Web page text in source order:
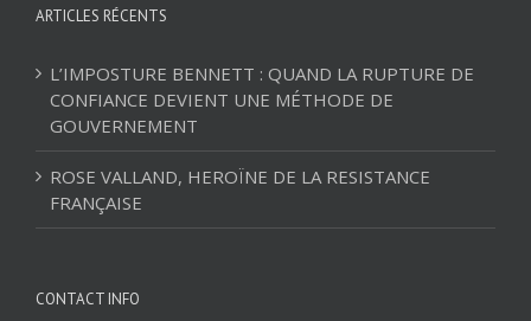
ARTICLES RÉCENTS
L’IMPOSTURE BENNETT : QUAND LA RUPTURE DE
CONFIANCE DEVIENT UNE MÉTHODE DE
GOUVERNEMENT
ROSE VALLAND, HEROÏNE DE LA RESISTANCE
FRANÇAISE
CONTACT INFO